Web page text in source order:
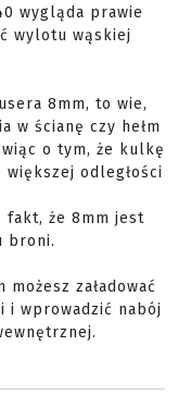
wygląda prawie
wylotu wąskiej
8mm, to wie,
w ścianę czy hełm
o tym, że kulkę
odległości
fakt, że 8mm jest
broni.
możesz załadować
i wprowadzić nabój